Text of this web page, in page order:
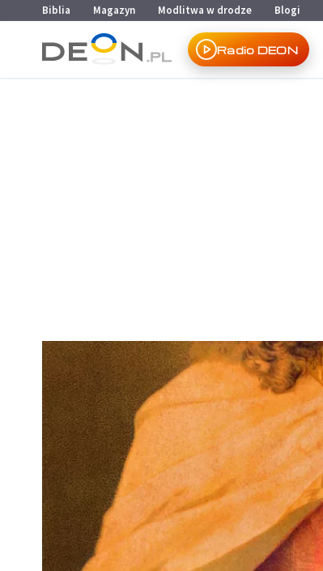
Przejdź do menu głównego
Przejdź do treści
Biblia Magazyn Modlitwa w drodze Blogi
Radio DEON